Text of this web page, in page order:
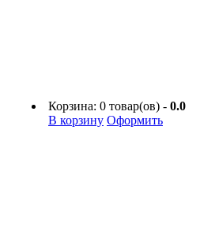
Корзина: 0 товар(ов) - 0.0
В корзину Оформить